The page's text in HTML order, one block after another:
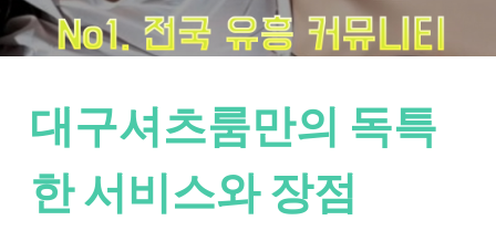
대구셔츠룸만의 독특
한 서비스와 장점